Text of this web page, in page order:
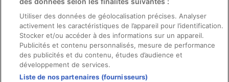
Échéances de remboursement
Utiliser un coupon ebookers
Utiliser des données de géolocalisation précises. Analyser
activement les caractéristiques de l’appareil pour l’identification.
Stocker et/ou accéder à des informations sur un appareil.
Publicités et contenu personnalisés, mesure de performance
des publicités et du contenu, études d’audience et
développement de services.
Liste de nos partenaires (fournisseurs)